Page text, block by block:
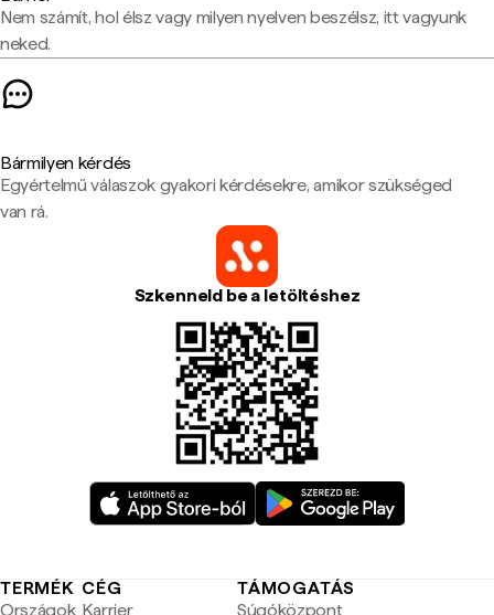
Nem számít, hol élsz vagy milyen nyelven beszélsz, itt vagyunk
neked.
Bármilyen kérdés
Egyértelmű válaszok gyakori kérdésekre, amikor szükséged
van rá.
Szkenneld be a letöltéshez
TERMÉK
Országok
CÉG
Karrier
TÁMOGATÁS
Súgóközpont